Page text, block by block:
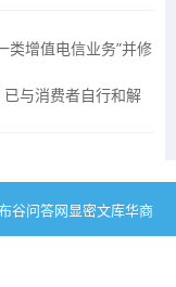
类增值电信业务”并修
与消费者自行和解
谷问答网显密文库华商